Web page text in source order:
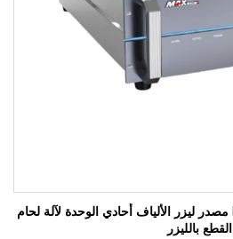
MAX MFSC-1500C 1500W مصدر ليزر الألياف أحادي الوحدة لآلة لحام
القطع بالليزر